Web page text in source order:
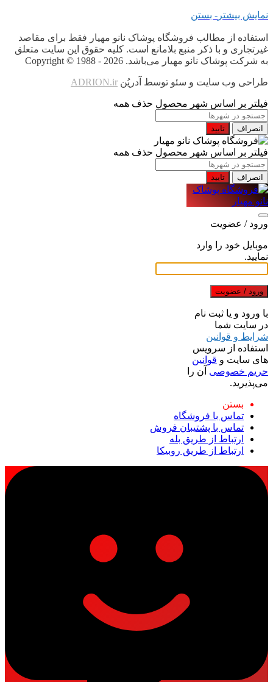
نمایش بیشتر - بستن
استفاده از مطالب فروشگاه پوشاک نانو مهیار فقط برای مقاصد
غیرتجاری و با ذکر منبع بلامانع است. کلیه حقوق این سایت متعلق
به شرکت پوشاک نانو مهیار می‌باشد. Copyright © 1988 - 2026
طراحی وب سایت و سئو توسط آدریُن ADRION.ir
فیلتر بر اساس شهر محصول حذف همه
انصراف تایید
فیلتر بر اساس شهر محصول حذف همه
انصراف تایید
ورود / عضویت
موبایل خود را وارد
نمایید.
ورود / عضویت
با ورود و یا ثبت نام
در سایت شما
شرایط و قوانین
استفاده از سرویس
های سایت و قوانین
حریم خصوصی آن را
می‌پذیرید.
بستن
تماس با فروشگاه
تماس با پشتیبان فروش
ارتباط از طریق بله
ارتباط از طریق روبیکا